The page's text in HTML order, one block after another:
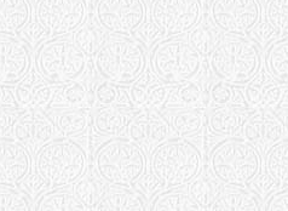
Храм в
Храм
Костромская